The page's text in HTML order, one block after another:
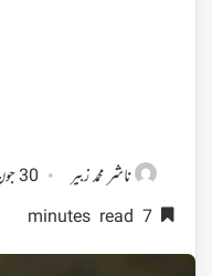
ناشرمحمد زبیر
30 جون 2025 - 23:48
7 minutes read